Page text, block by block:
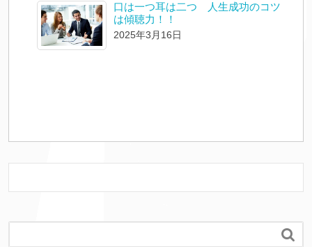
口は一つ耳は二つ 人生成功のコツ
は傾聴力！！
2025年3月16日
